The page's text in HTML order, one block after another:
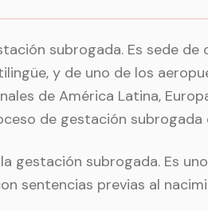
subrogada. Es sede
y de uno de los
de América Latina,
de gestación subrogada
gestación subrogada. Es
sentencias previas al